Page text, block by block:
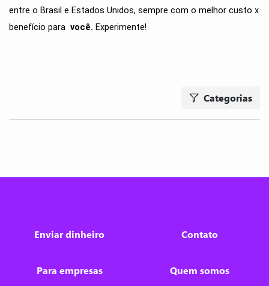
entre o Brasil e Estados Unidos, sempre com o melhor custo x
benefício para você. Experimente!
Categorias
Enviar dinheiro
Para empresas
Contato
Quem somos